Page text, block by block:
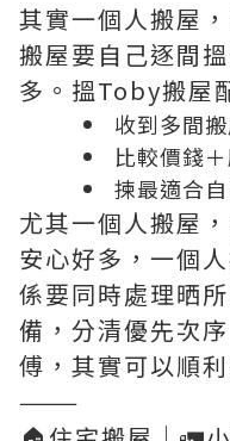
其實一個人搬屋
搬屋要自己逐間
多。搵Toby搬屋
收到多間
比較價錢
揀最適合
尤其一個人搬屋
安心好多，一個
係要同時處理晒
備，分清優先次
傅，其實可以順
———